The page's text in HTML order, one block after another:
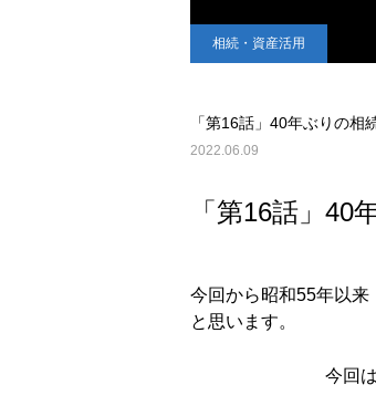
相続・資産活用
「第16話」40年ぶりの相
2022.06.09
「第16話」40
今回から昭和55年以
と思います。
今回